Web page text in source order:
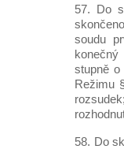
57. Do
soudu
stupně o
Režimu
58. Do